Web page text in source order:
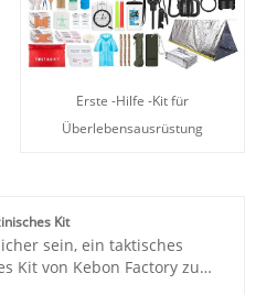
Erste -Hilfe -Kit für
Überlebensausrüstung
Kit
sein, ein taktisches
Kit von Kebon Factory zu